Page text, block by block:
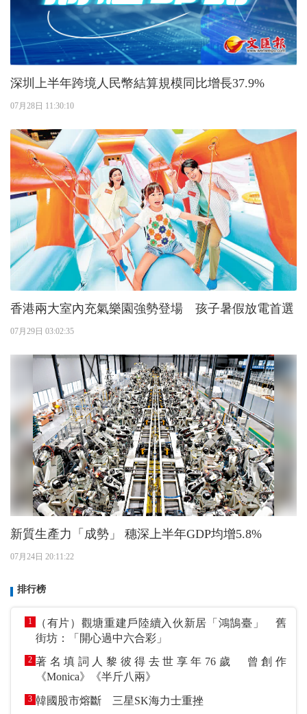
深圳上半年跨境人民幣結算規模同比增長37.9%
07月28日 11:30:10
香港兩大室內充氣樂園強勢登場 孩子暑假放電首選
07月29日 03:02:35
新質生產力「成勢」 穗深上半年GDP均增5.8%
07月24日 20:11:22
排行榜
1
（有片）觀塘重建戶陸續入伙新居「鴻鵠臺」 舊
街坊：「開心過中六合彩」
2 著名填詞人黎彼得去世享年76歲 曾創作
《Monica》《半斤八兩》
3 韓國股市熔斷 三星SK海力士重挫